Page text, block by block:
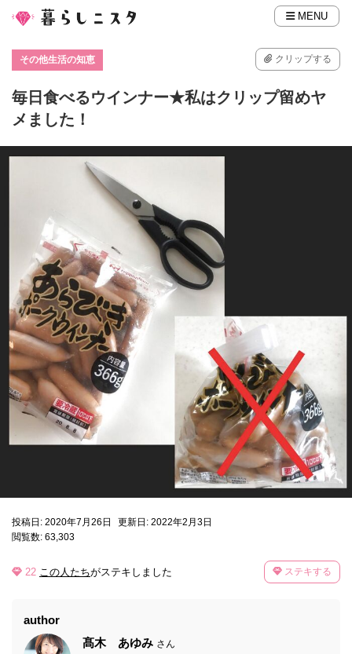
MENU
その他生活の知恵 クリップする
毎日食べるウインナー★私はクリップ留めヤ
メました！
投稿日: 2020年7月26日
更新日: 2022年2月3日
閲覧数: 63,303
22 この人たちがステキしました ステキする
author
髙木 あゆみ さん